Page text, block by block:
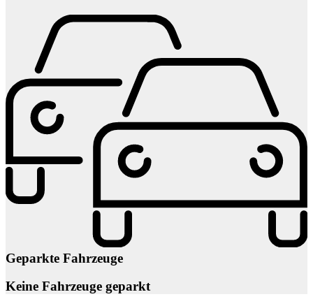
Geparkte Fahrzeuge
Keine Fahrzeuge geparkt